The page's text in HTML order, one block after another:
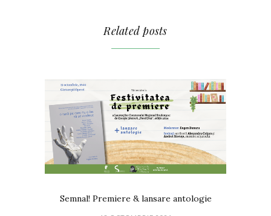
Related posts
Semnal! Premiere & lansare antologie